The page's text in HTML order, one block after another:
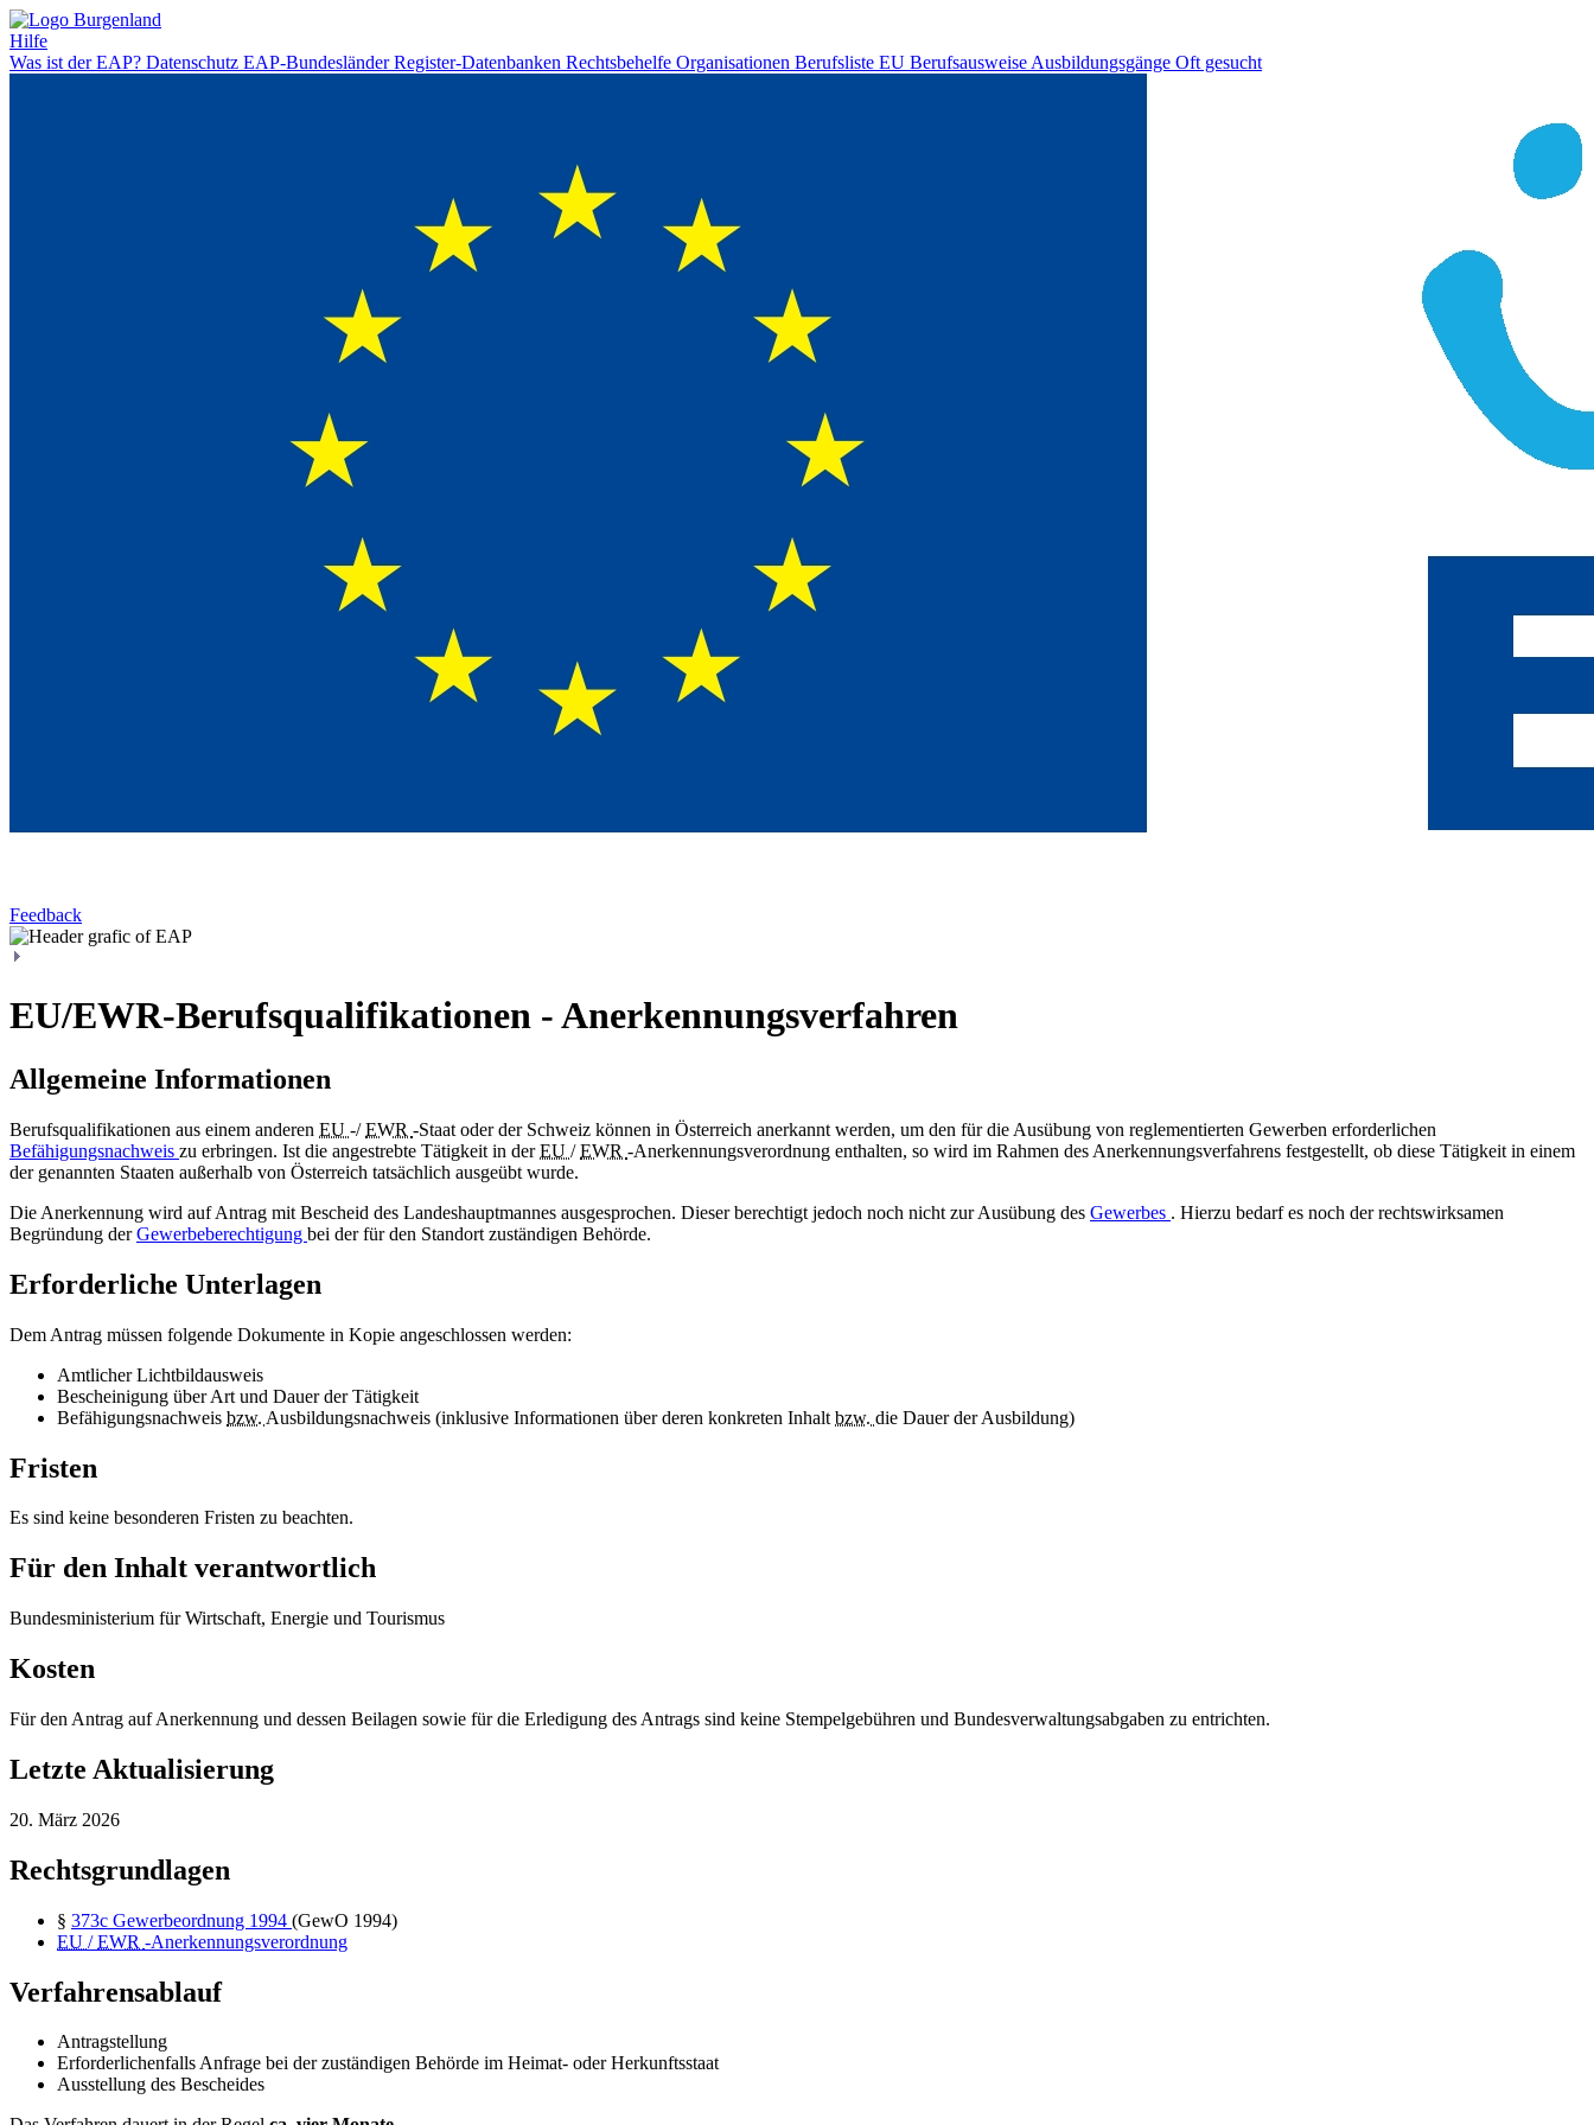
Hilfe
Was ist der EAP? Datenschutz EAP-BundesländerRegister-Datenbanken Rechtsbehelfe Organisationen Berufsliste EU Berufsausweise Ausbildungsgänge Oft gesucht
Feedback
EU/EWR-Berufsqualifikationen - Anerkennungsverfahren
Allgemeine Informationen
Berufsqualifikationen aus einem anderen EU -/EWR -Staat oder der Schweiz können in Österreich anerkannt werden, um den für die Ausübung von reglementierten Gewerben erforderlichen
Befähigungsnachweis zu erbringen. Ist die angestrebte Tätigkeit in derEU /EWR -Anerkennungsverordnung enthalten, so wird im Rahmen des Anerkennungsverfahrens festgestellt, ob diese Tätigkeit in einem
der genannten Staaten außerhalb von Österreich tatsächlich ausgeübt wurde.
Die Anerkennung wird auf Antrag mit Bescheid des Landeshauptmannes ausgesprochen. Dieser berechtigt jedoch noch nicht zur Ausübung des Gewerbes . Hierzu bedarf es noch der rechtswirksamen
Begründung derGewerbeberechtigung bei der für den Standort zuständigen Behörde.
Erforderliche Unterlagen
Dem Antrag müssen folgende Dokumente in Kopie angeschlossen werden:
Amtlicher Lichtbildausweis
Bescheinigung über Art und Dauer der Tätigkeit
Befähigungsnachweis bzw. Ausbildungsnachweis (inklusive Informationen über deren konkreten Inhalt bzw. die Dauer der Ausbildung)
Fristen
Es sind keine besonderen Fristen zu beachten.
Für den Inhalt verantwortlich
Bundesministerium für Wirtschaft, Energie und Tourismus
Kosten
Für den Antrag auf Anerkennung und dessen Beilagen sowie für die Erledigung des Antrags sind keine Stempelgebühren und Bundesverwaltungsabgaben zu entrichten.
Letzte Aktualisierung
20. März 2026
Rechtsgrundlagen
§ 373c Gewerbeordnung 1994 (GewO 1994)
EU /EWR -Anerkennungsverordnung
Verfahrensablauf
Antragstellung
Erforderlichenfalls Anfrage bei der zuständigen Behörde im Heimat- oder Herkunftsstaat
Ausstellung des Bescheides